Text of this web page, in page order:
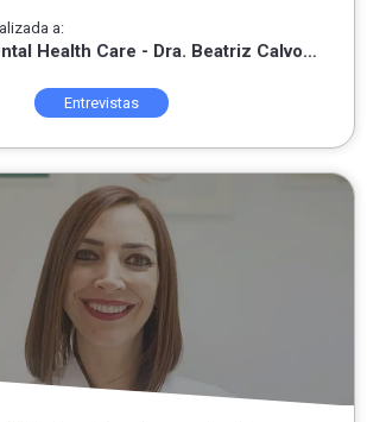
a su servicio.»
a:
Health Care - Dra. Beatriz Calvo
Entrevistas